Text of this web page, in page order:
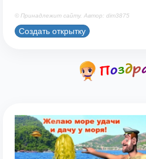
© Принадлежит сайту. Автор: dim3875
Создать открытку